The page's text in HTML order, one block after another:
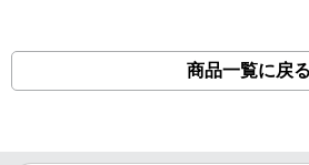
商品一覧に戻る